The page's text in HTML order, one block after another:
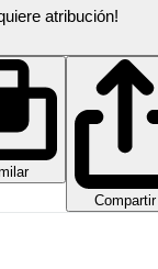
atribución!
Compartir